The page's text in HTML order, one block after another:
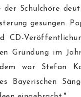
Schulchöre
gesungen.
Gründung im
war Stefan
Bayerischen